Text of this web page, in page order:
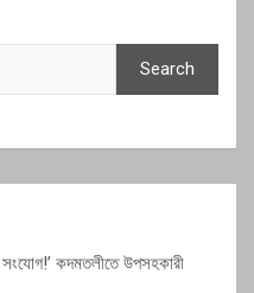
Search
কদমতলীতে উপসহকারী